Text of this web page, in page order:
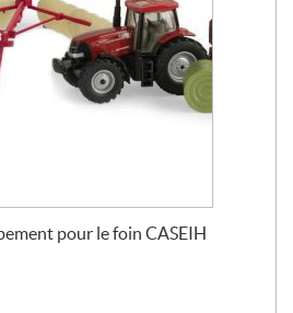
pour le foin CASEIH